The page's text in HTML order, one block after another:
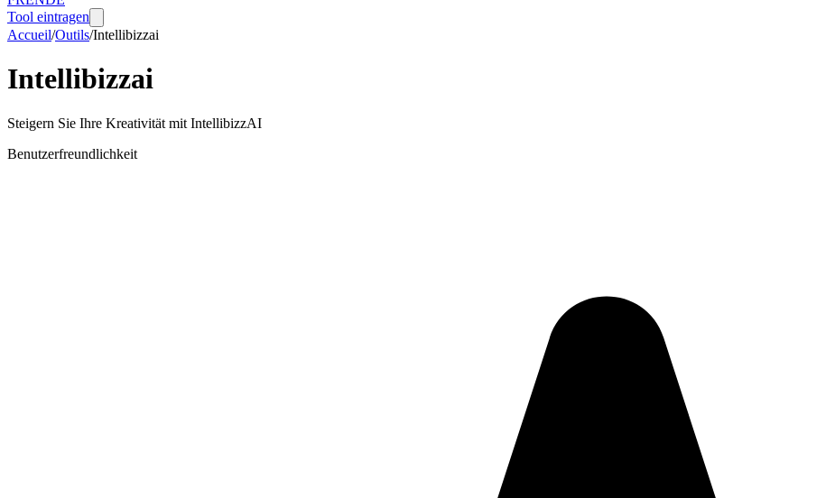
Tool eintragen
Accueil/Outils/Intellibizzai
Intellibizzai
Steigern Sie Ihre Kreativität mit IntellibizzAI
Benutzerfreundlichkeit